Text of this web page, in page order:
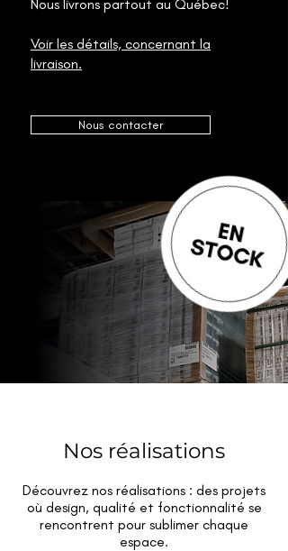
Nous livrons partout au Québec!
Voir les détails, concernant la
livraison.
Nous contacter
Nos réalisations
Découvrez nos réalisations : des projets
où design, qualité et fonctionnalité se
rencontrent pour sublimer chaque
espace.